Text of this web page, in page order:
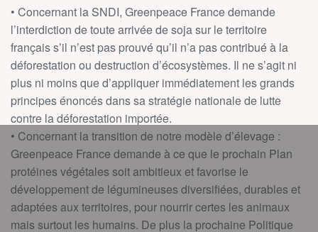
• Concernant la SNDI, Greenpeace France demande
l’interdiction de toute arrivée de soja sur le territoire
français s’il n’est pas prouvé qu’il n’a pas contribué à la
déforestation ou destruction d’écosystèmes. Il ne s’agit ni
plus ni moins que d’appliquer immédiatement les grands
principes énoncés dans sa stratégie nationale de lutte
contre la déforestation importée.
• Concernant la transition de notre modèle d’élevage :
Greenpeace France demande à ce que le prochain Plan
protéines végétales soit ambitieux et favorise le
développement de légumineuses diversifiées, durables et
adaptées aux territoires, pour nourrir certes les animaux
mais surtout les humains. De plus la prochaine Politique